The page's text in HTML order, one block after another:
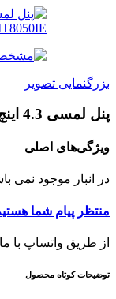
بزرگنمایی تصویر
پنل لمسی 4.3 اینچ WEINTEK HMI
ویژگی‌های اصلی
در انبار موجود نمی
منتظر پیام شما
از طریق واتساپ با
توضیحات کوتاه محصول